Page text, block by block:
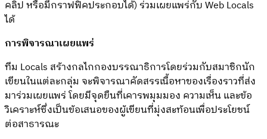
คลิป หรือมีกราฟฟิคประกอบได้) ร่วมเผยแพร่กับ Web Locals
ได้
การพิจารณาเผยแพร่
ทีม Locals สร้างกลไกกองบรรณาธิการโดยร่วมกับสมาชิกนัก
เขียนในแต่ละกลุ่ม จะพิจารณาคัดสรรเนื้อหาของเรื่องราวที่ส่ง
มาร่วมเผยแพร่ โดยมีจุดยืนที่เคารพมุมมอง ความเห็น และข้อ
วิเคราะห์ซึ่งเป็นข้อเสนอของผู้เขียนที่มุ่งสะท้อนเพื่อประโยชน์
ต่อสาธารณะ